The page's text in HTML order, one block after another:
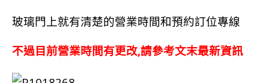
玻璃門上就有清楚的營業時間和預約訂位專線
不過目前營業時間有更改,請參考文末最新資訊